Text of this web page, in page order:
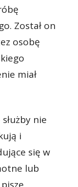
Został on
osobę
miał
nie
i
się w
lub